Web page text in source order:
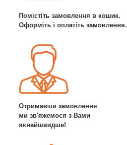
Помістіть замовлення в кошик.
Оформіть і оплатіть замовлення.
Отримавши замовлення
ми зв'яжемося з Вами
якнайшвидше!